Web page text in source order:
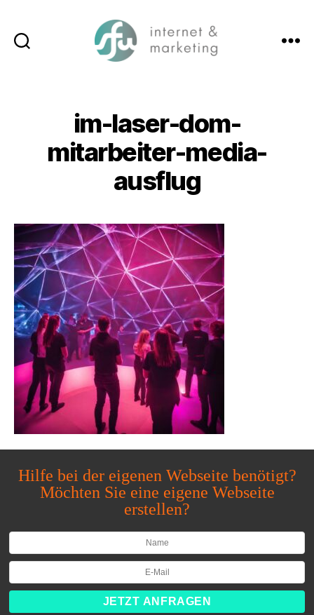
im-laser-dom-
mitarbeiter-media-
ausflug
Hilfe bei der eigenen Webseite benötigt?
Möchten Sie eine eigene Webseite
erstellen?